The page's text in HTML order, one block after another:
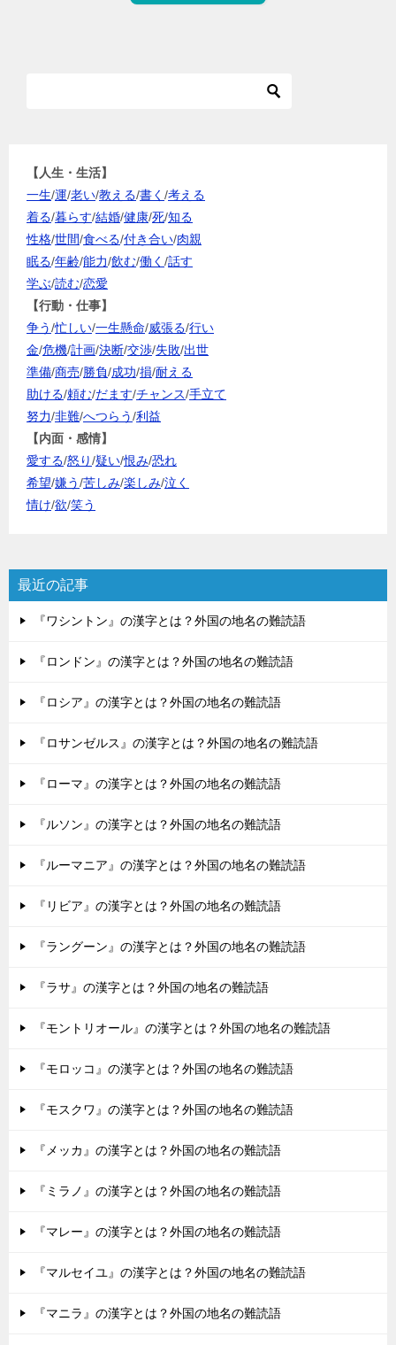
【人生・生活】
一生/運/老い/教える/書く /考える
着る/暮らす/結婚/健康/死/知る
性格/世間/食べる/付き合い/肉親
眠る/年齢/能力/飲む/働く /話す
学ぶ/読む/恋愛
【行動・仕事】
争う/忙しい/一生懸命/威張る/行い
金/危機/計画/決断/交渉/失敗/出世
準備/商売/勝負/成功/損/耐える
助ける/頼む/だます/チャンス/手立て
努力/非難/へつらう/利益
【内面・感情】
愛する/怒り/疑い/恨み/恐れ
希望/嫌う/苦しみ/楽しみ/泣く
情け/欲/笑う
最近の記事
『ワシントン』の漢字とは？外国の地名の難読語
『ロンドン』の漢字とは？外国の地名の難読語
『ロシア』の漢字とは？外国の地名の難読語
『ロサンゼルス』の漢字とは？外国の地名の難読語
『ローマ』の漢字とは？外国の地名の難読語
『ルソン』の漢字とは？外国の地名の難読語
『ルーマニア』の漢字とは？外国の地名の難読語
『リビア』の漢字とは？外国の地名の難読語
『ラングーン』の漢字とは？外国の地名の難読語
『ラサ』の漢字とは？外国の地名の難読語
『モントリオール』の漢字とは？外国の地名の難読語
『モロッコ』の漢字とは？外国の地名の難読語
『モスクワ』の漢字とは？外国の地名の難読語
『メッカ』の漢字とは？外国の地名の難読語
『ミラノ』の漢字とは？外国の地名の難読語
『マレー』の漢字とは？外国の地名の難読語
『マルセイユ』の漢字とは？外国の地名の難読語
『マニラ』の漢字とは？外国の地名の難読語